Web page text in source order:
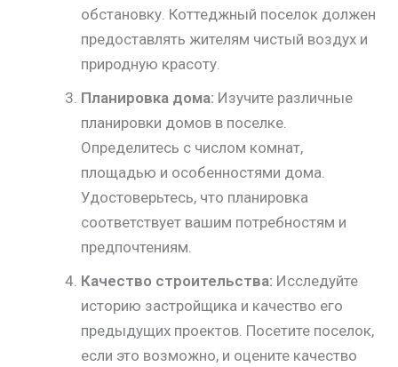
обстановку. Коттеджный поселок должен
предоставлять жителям чистый воздух и
природную красоту.
Планировка дома: Изучите различные
планировки домов в поселке.
Определитесь с числом комнат,
площадью и особенностями дома.
Удостоверьтесь, что планировка
соответствует вашим потребностям и
предпочтениям.
Качество строительства: Исследуйте
историю застройщика и качество его
предыдущих проектов. Посетите поселок,
если это возможно, и оцените качество